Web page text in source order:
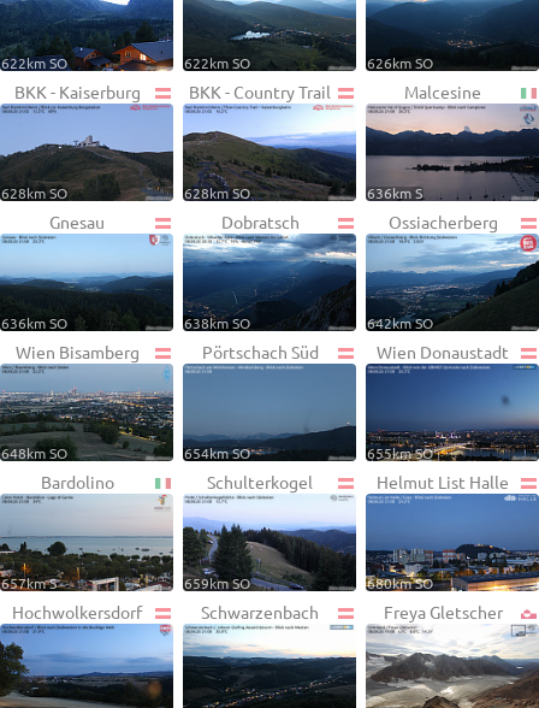
622km SO 622km SO 626km SO
BKK - Kaiserburg
628km SO
BKK - Country Trail
628km SO
Malcesine
636km S
Gnesau
636km SO
Dobratsch
638km SO
Ossiacherberg
642km SO
Wien Bisamberg
648km SO
Pörtschach Süd
654km SO
Wien Donaustadt
655km SO
Bardolino
657km S
Schulterkogel
659km SO
Helmut List Halle
680km SO
Hochwolkersdorf Schwarzenbach Freya Gletscher